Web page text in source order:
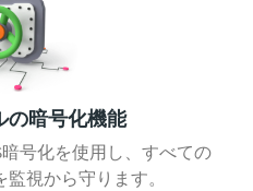
の暗号化機能
号化を使用し、すべての
視から守ります。